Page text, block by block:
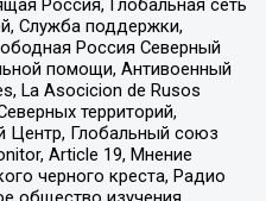
Россия, Глобальная сеть
Служба поддержки,
Россия Северный
помощи, Антивоенный
La Asocicion de Rusos
территорий,
Центр, Глобальный союз
Article 19, Мнение
черного креста, Радио